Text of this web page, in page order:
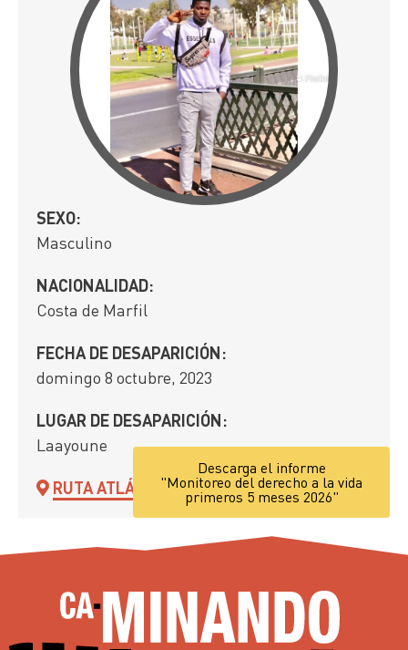
SEXO:
Masculino
NACIONALIDAD:
Costa de Marfil
FECHA DE DESAPARICIÓN:
domingo 8 octubre, 2023
LUGAR DE DESAPARICIÓN:
Laayoune
RUTA ATLÁNTICA
Descarga el informe
"Monitoreo del derecho a la vida
primeros 5 meses 2026"